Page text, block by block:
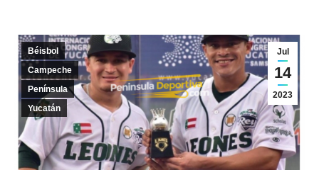
Jul
14
2023
Béisbol
Campeche
Península
Yucatán